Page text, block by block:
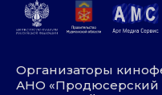
Организаторы
АНО «Продюсерский